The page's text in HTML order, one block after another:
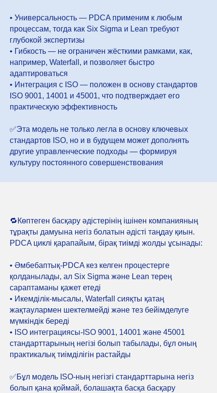
• Универсальность — PDCA применим к любым
процессам, тогда как Six Sigma и Lean требуют
глубокой экспертизы
• Гибкость — не ограничен жёсткими рамками, как,
например, Waterfall, и позволяет быстро
адаптироваться
• Интеграция с ISO — положен в основу стандартов
ISO 9001, 14001 и 45001, что подтверждает его
практическую эффективность
✅Эта модель не только легла в основу ключевых
стандартов ISO, но и в будущем может дополнять
другие управленческие подходы — формируя
культуру постоянного совершенствования
🔁Көптеген басқару әдістерінің ішінен компанияның
тұрақты дамуына негіз болатын әдісті таңдау қиын.
PDCA циклі қарапайым, бірақ тиімді жолды ұсынады:
• Әмбебаптық-PDCA кез келген процестерге
қолданылады, ал Six Sigma және Lean терең
сараптаманы қажет етеді
• Икемділік-мысалы, Waterfall сияқты қатаң
жақтаулармен шектелмейді және тез бейімделуге
мүмкіндік береді
• ISO интеграциясы-ISO 9001, 14001 және 45001
стандарттарының негізі болып табылады, бұл оның
практикалық тиімділігін растайды
✅Бұл модель ISO-ның негізгі стандарттарына негіз
болып қана қоймай, болашақта басқа басқару